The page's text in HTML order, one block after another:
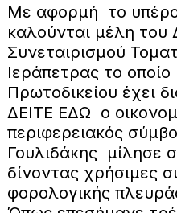
Με αφορμή το
καλούνται μέλη του
Συνεταιρισμού
Ιεράπετρας το
Πρωτοδικείου έχει
ΔΕΙΤΕ ΕΔΩ ο
περιφερειακός
Γουλιδάκης μίλησε
δίνοντας χρήσιμες
φορολογικής